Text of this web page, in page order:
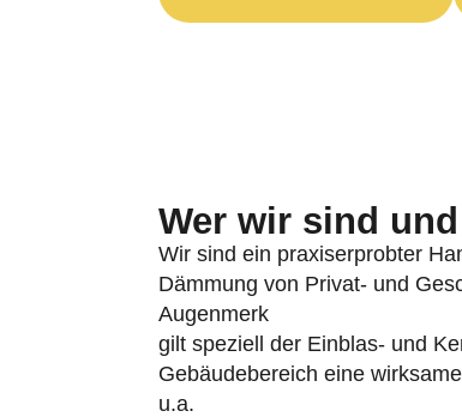
Wer wir sind
Wir sind ein praxiserprobter
Dämmung von Privat- und
Augenmerk
gilt speziell der Einblas- und
Gebäudebereich eine
u.a.